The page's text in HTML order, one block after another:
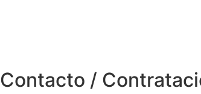
Contacto /